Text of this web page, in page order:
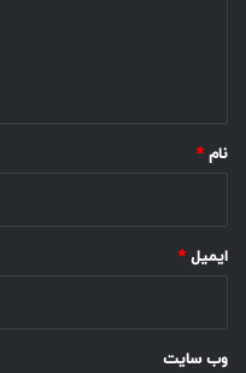
نام *
ایمیل *
وب‌ سایت